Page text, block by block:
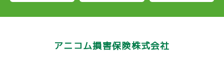
アニコム損害保険株式会社